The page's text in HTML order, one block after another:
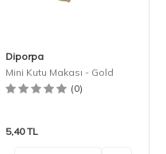
Diporpa
Mini Kutu Makası - Gold
(0)
5,40TL